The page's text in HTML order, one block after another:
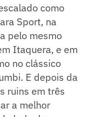
como
Sport, na
pelo mesmo
Itaquera, e em
no clássico
E depois da
ruins em três
a melhor